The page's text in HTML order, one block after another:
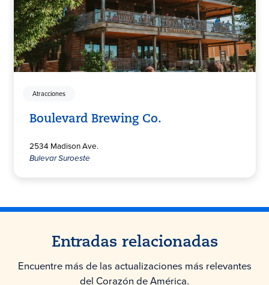
Atracciones
Boulevard Brewing Co.
2534 Madison Ave.
Bulevar Suroeste
Entradas relacionadas
Encuentre más de las actualizaciones más relevantes
del Corazón de América.